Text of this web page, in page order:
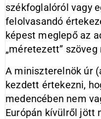
székfoglalóról vagy
felolvasandó
képest meglepő az
„méretezett”
A miniszterelnök úr
kezdett értekezni,
medencében nem
Európán kívülről jött